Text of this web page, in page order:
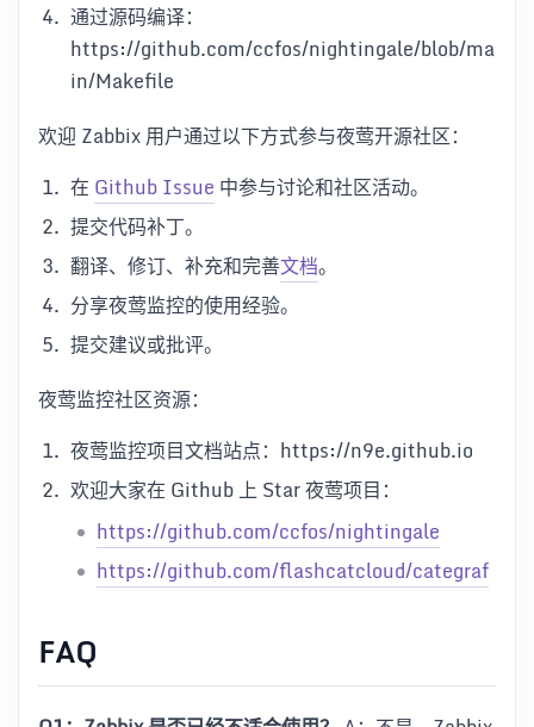
通过源码编译：
https://github.com/ccfos/nightingale/blob/ma
in/Makefile
欢迎 Zabbix 用户通过以下方式参与夜莺开源社区：
在 Github Issue 中参与讨论和社区活动。
提交代码补丁。
翻译、修订、补充和完善文档。
分享夜莺监控的使用经验。
提交建议或批评。
夜莺监控社区资源：
夜莺监控项目文档站点：https://n9e.github.io
欢迎大家在 Github 上 Star 夜莺项目：
https://github.com/ccfos/nightingale
https://github.com/flashcatcloud/categraf
FAQ